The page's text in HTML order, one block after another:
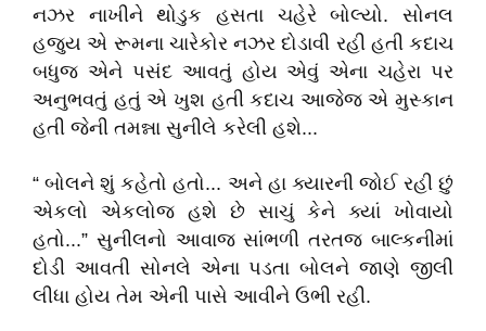
નઝર નાખીને થોડુક હસતા ચહેરે બોલ્યો. સોનલ
હજુય એ રૂમના ચારેકોર નઝર દોડાવી રહી હતી કદાચ
બધુજ એને પસંદ આવતું હોય એવું એના ચહેરા પર
અનુભવતું હતું એ ખુશ હતી કદાચ આજેજ એ મુસ્કાન
હતી જેની તમન્ના સુનીલે કરેલી હશે...
“ બોલને શું કહેતો હતો... અને હા ક્યારની જોઈ રહી છું
એકલો એકલોજ હશે છે સાચું કેને ક્યાં ખોવાયો
હતો...” સુનીલનો આવાજ સાંભળી તરતજ બાલ્કનીમાં
દોડી આવતી સોનલે એના પડતા બોલને જાણે જીલી
લીધા હોય તેમ એની પાસે આવીને ઉભી રહી.